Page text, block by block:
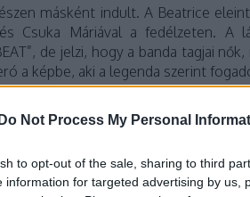
Do Not Process My Personal
to opt-out of the sale, sharing to third
information for targeted advertising by us,
másként indult. A Beatrice
Csuka Máriával a fedélzeten. A
de jelzi, hogy a banda tagjai
a képbe, aki a legenda szerint
A választása Csuka Mónikára
később Feró felesége is lett. Egy
felállása így a következő volt:
és Nagy Feró. A zenekar
kendőt hordott eleinte, amelyet
aztán meglátott egy babos